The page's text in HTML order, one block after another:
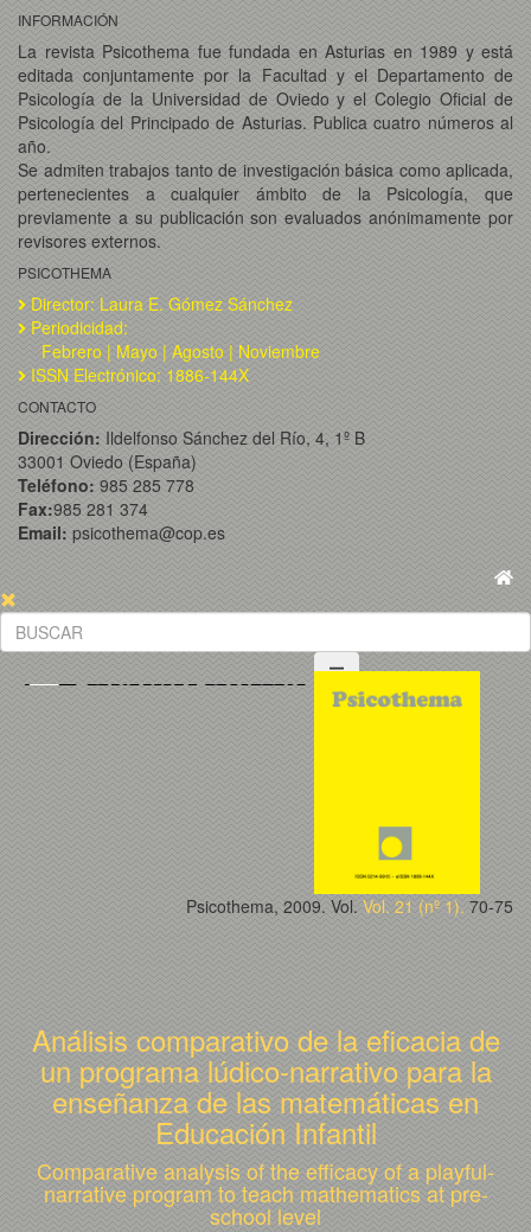
INFORMACIÓN
La revista Psicothema fue fundada en Asturias en 1989 y está
editada conjuntamente por la Facultad y el Departamento de
Psicología de la Universidad de Oviedo y el Colegio Oficial de
Psicología del Principado de Asturias. Publica cuatro números al
año.
Se admiten trabajos tanto de investigación básica como aplicada,
pertenecientes a cualquier ámbito de la Psicología, que
previamente a su publicación son evaluados anónimamente por
revisores externos.
PSICOTHEMA
Director: Laura E. Gómez Sánchez
Periodicidad:
Febrero | Mayo | Agosto | Noviembre
ISSN Electrónico: 1886-144X
CONTACTO
Dirección: Ildelfonso Sánchez del Río, 4, 1º B
33001 Oviedo (España)
Teléfono: 985 285 778
Fax:985 281 374
Email: psicothema@cop.es
Psicothema, 2009. Vol. Vol. 21 (nº 1). 70-75
Análisis comparativo de la eficacia de
un programa lúdico-narrativo para la
enseñanza de las matemáticas en
Educación Infantil
Comparative analysis of the efficacy of a playful-
narrative program to teach mathematics at pre-
school level